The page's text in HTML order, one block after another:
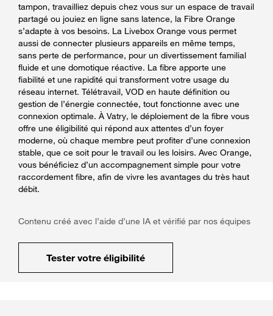
tampon, travailliez depuis chez vous sur un espace de travail
partagé ou jouiez en ligne sans latence, la Fibre Orange
s’adapte à vos besoins. La Livebox Orange vous permet
aussi de connecter plusieurs appareils en même temps,
sans perte de performance, pour un divertissement familial
fluide et une domotique réactive. La fibre apporte une
fiabilité et une rapidité qui transforment votre usage du
réseau internet. Télétravail, VOD en haute définition ou
gestion de l’énergie connectée, tout fonctionne avec une
connexion optimale. À Vatry, le déploiement de la fibre vous
offre une éligibilité qui répond aux attentes d’un foyer
moderne, où chaque membre peut profiter d’une connexion
stable, que ce soit pour le travail ou les loisirs. Avec Orange,
vous bénéficiez d’un accompagnement simple pour votre
raccordement fibre, afin de vivre les avantages du très haut
débit.
Contenu créé avec l’aide d’une IA et vérifié par nos équipes
Tester votre éligibilité